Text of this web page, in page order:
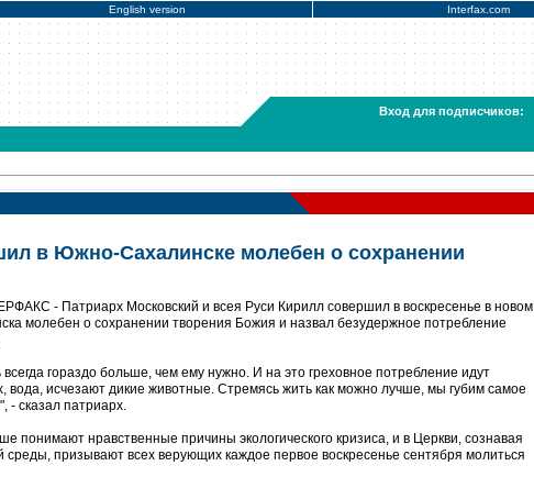
English version Interfax.com
Вход для подписчиков:
в Южно-Сахалинске молебен о сохранении
- Патриарх Московский и всея Руси Кирилл совершил в воскресенье в новом
молебен о сохранении творения Божия и назвал безудержное потребление
гораздо больше, чем ему нужно. И на это греховное потребление идут
вода, исчезают дикие животные. Стремясь жить как можно лучше, мы губим самое
- сказал патриарх.
понимают нравственные причины экологического кризиса, и в Церкви, сознавая
призывают всех верующих каждое первое воскресенье сентября молиться